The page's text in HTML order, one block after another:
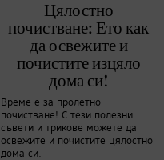
Цялостно
почистване: Ето как
да освежите и
почистите изцяло
дома си!
Време е за пролетно
почистване! С тези полезни
съвети и трикове можете да
освежите и почистите цялостно
дома си.